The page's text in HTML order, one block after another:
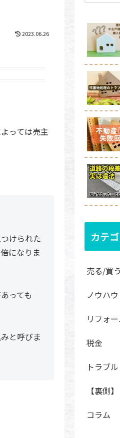
2023.06.26
っては売主
けられた
になりま
っても
と呼びま
カテ
売る/買う
ノウハ
リフォ
税金
トラブル
【裏側】
コラム